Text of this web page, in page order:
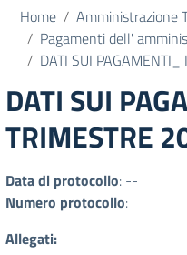
Home
Amministrazione
Pagamenti dell'
DATI SUI
DATI SUI
TRIMESTRE
Data di protocollo: --
Numero protocollo:
Allegati: